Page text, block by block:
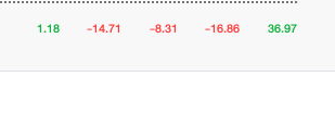
1.18 -14.71 -8.31 -16.86 36.97